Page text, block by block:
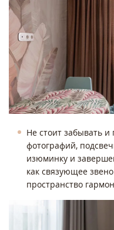
Не стоит забывать
фотографий,
изюминку и
как связующее
пространство